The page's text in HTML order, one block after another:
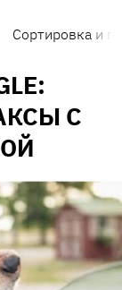
Сортировка и
С